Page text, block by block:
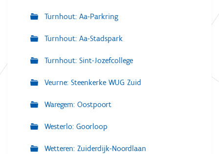
Turnhout: Aa-Parkring
Turnhout: Aa-Stadspark
Turnhout: Sint-Jozefcollege
Veurne: Steenkerke WUG Zuid
Waregem: Oostpoort
Westerlo: Goorloop
Wetteren: Zuiderdijk-Noordlaan